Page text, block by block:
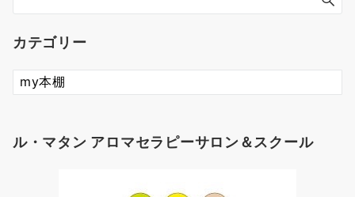
カテゴリー
カ
テ
ー
ル・マタン アロマセラピーサロン＆スクール